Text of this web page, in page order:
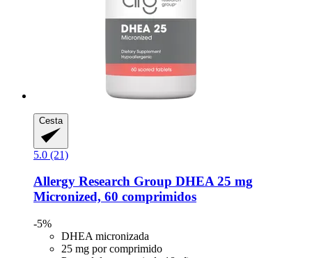
Cesta
5.0 (21)
Allergy Research Group DHEA 25 mg
Micronized, 60 comprimidos
-5%
DHEA micronizada
25 mg por comprimido